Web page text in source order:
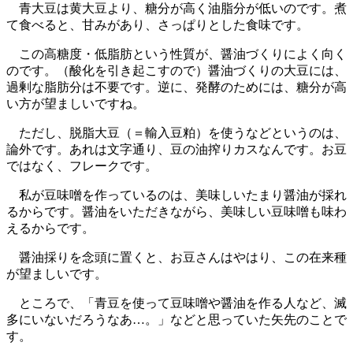
青大豆は黄大豆より、糖分が高く油脂分が低いのです。煮
て食べると、甘みがあり、さっぱりとした食味です。
この高糖度・低脂肪という性質が、醤油づくりによく向く
のです。（酸化を引き起こすので）醤油づくりの大豆には、
過剰な脂肪分は不要です。逆に、発酵のためには、糖分が高
い方が望ましいですね。
ただし、脱脂大豆（＝輸入豆粕）を使うなどというのは、
論外です。あれは文字通り、豆の油搾りカスなんです。お豆
ではなく、フレークです。
私が豆味噌を作っているのは、美味しいたまり醤油が採れ
るからです。醤油をいただきながら、美味しい豆味噌も味わ
えるからです。
醤油採りを念頭に置くと、お豆さんはやはり、この在来種
が望ましいです。
ところで、「青豆を使って豆味噌や醤油を作る人など、滅
多にいないだろうなあ…。」などと思っていた矢先のことで
す。